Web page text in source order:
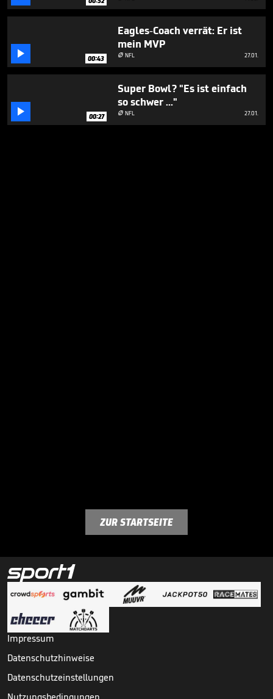
 00:43
Eagles-Coach verrät: Er ist
mein MVP
 NFL 27.01.
 00:27
Super Bowl? "Es ist einfach
so schwer ..."
 NFL 27.01.
ZUR STARTSEITE
Impressum
Datenschutzhinweise
Datenschutzeinstellungen